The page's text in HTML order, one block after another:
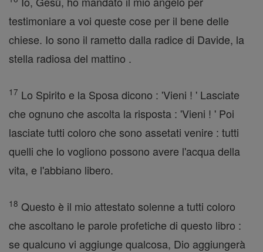
testimoniare a voi queste cose per il bene delle
chiese. Io sono il rametto dalla radice di Davide, la
stella radiosa del mattino .
17 Lo Spirito e la Sposa dicono : 'Vieni ! ' Lasciate
che ognuno che ascolta la risposta : 'Vieni ! ' Poi
lasciate tutti coloro che sono assetati venire : tutti
quelli che lo vogliono possono avere l'acqua della
vita, e l'abbiano libero.
18 Questo è il mio attestato solenne a tutti coloro
che ascoltano le parole profetiche di questo libro :
se qualcuno vi aggiunge qualcosa, Dio aggiungerà